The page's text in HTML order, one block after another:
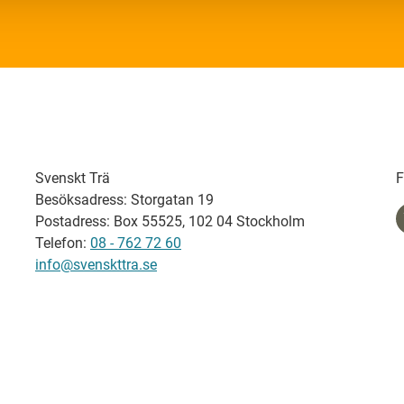
Svenskt Trä
Besöksadress: Storgatan 19
Postadress: Box 55525, 102 04 Stockholm
Telefon: 08 - 762 72 60
info@svenskttra.se